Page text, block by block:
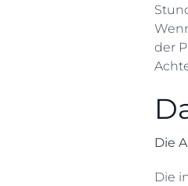
der
Die
Die